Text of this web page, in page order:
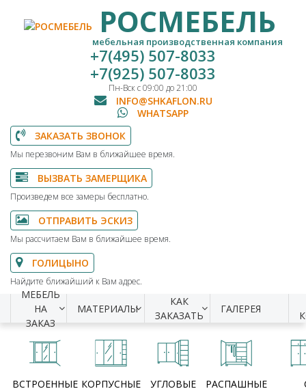
РОСМЕБЕЛЬ
мебельная производственная компания
+7(495) 507-8033
+7(925) 507-8033
Пн-Вск с 09:00 до 21:00
INFO@SHKAFLON.RU
WHATSAPP
ЗАКАЗАТЬ ЗВОНОК
Мы перезвоним Вам в ближайшее время.
ВЫЗВАТЬ ЗАМЕРЩИКА
Произведем все замеры бесплатно.
ОТПРАВИТЬ ЭСКИЗ
Мы рассчитаем Вам в ближайшее время.
ГОЛИЦЫНО
Найдите ближайший к Вам адрес.
МЕБЕЛЬ
НА
ЗАКАЗ
МАТЕРИАЛЫ
КАК
ЗАКАЗАТЬ
ГАЛЕРЕЯ
ВСТРОЕННЫЕ КОРПУСНЫЕ УГЛОВЫЕ РАСПАШНЫЕ